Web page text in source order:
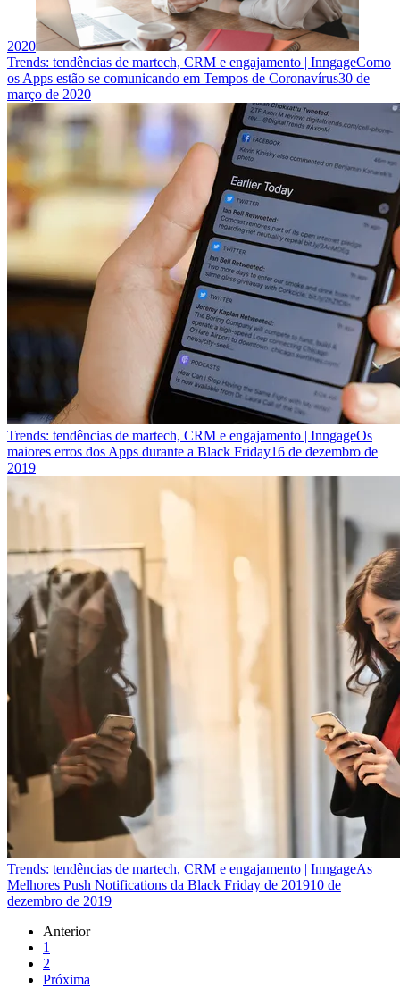
2020
Trends: tendências de martech, CRM e engajamento | InngageComo
os Apps estão se comunicando em Tempos de Coronavírus30 de
março de 2020
Trends: tendências de martech, CRM e engajamento | InngageOs
maiores erros dos Apps durante a Black Friday16 de dezembro de
2019
Trends: tendências de martech, CRM e engajamento | InngageAs
Melhores Push Notifications da Black Friday de 201910 de
dezembro de 2019
Anterior
1
2
Próxima